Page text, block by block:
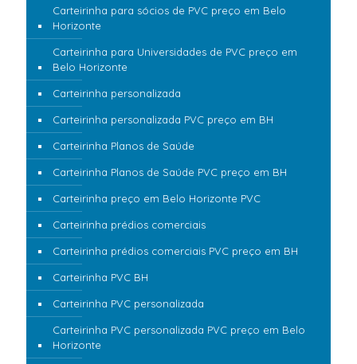
Carteirinha para sócios de PVC preço em Belo
Horizonte
Carteirinha para Universidades de PVC preço em
Belo Horizonte
Carteirinha personalizada
Carteirinha personalizada PVC preço em BH
Carteirinha Planos de Saúde
Carteirinha Planos de Saúde PVC preço em BH
Carteirinha preço em Belo Horizonte PVC
Carteirinha prédios comerciais
Carteirinha prédios comerciais PVC preço em BH
Carteirinha PVC BH
Carteirinha PVC personalizada
Carteirinha PVC personalizada PVC preço em Belo
Horizonte